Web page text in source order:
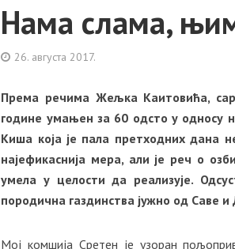
Нама слама,
26. августа 2017.
Према речима Жељка Каитовића,
године умањен за 60 одсто у односу
Киша која је пала претходних дана
најефикаснија мера, али је реч о
умела у целости да реализује.
породична газдинства јужно од Саве и
Мој комшија Сретен је узоран